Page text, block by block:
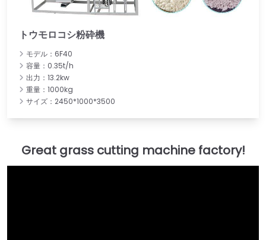
トウモロコシ粉砕機
モデル：6F40
容量：0.35t/h
出力：13.2kw
重量：1000kg
サイズ：2450*1000*3500